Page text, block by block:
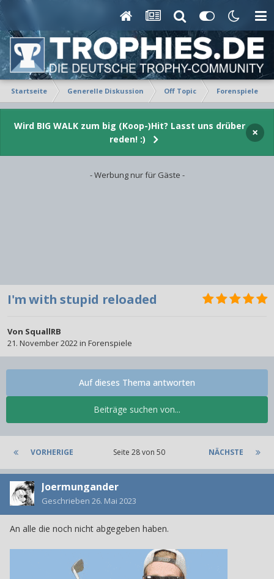
Startseite Generelle Diskussion Off Topic Forenspiele
Wird BIG WALK zum big (Koop-)Hit? Lasst uns drüber
reden! :)
×
- Werbung nur für Gäste -
I'm with stupid reloaded
Von SquallRB
21. November 2022in Forenspiele
Beiträge suchen von...
Auf dieses Thema antworten
VORHERIGE NÄCHSTE
Seite 28 von 50
Joermungander
Geschrieben 26. Mai 2023
An alle die noch nicht abgegeben haben.